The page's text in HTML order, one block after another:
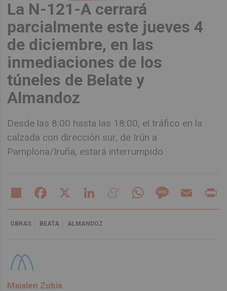
La N-121-A cerrará
parcialmente este jueves 4
de diciembre, en las
inmediaciones de los
túneles de Belate y
Almandoz
Desde las 8:00 hasta las 18:00, el tráfico en la
calzada con dirección sur, de Irún a
Pamplona/Iruña, estará interrumpido
Share Facebook LinkedIn MeneameWhatsAppMessageEmail
OBRAS BEATA ALMANDOZ
Maialen Zubia